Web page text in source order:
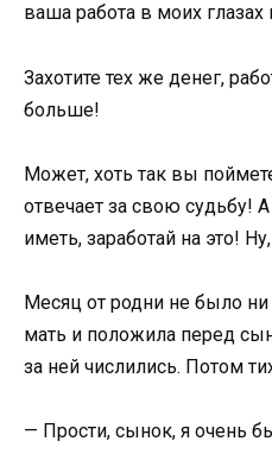
ваша работа в моих
Захотите тех же денег,
больше!
Может, хоть так вы
отвечает за свою судьбу!
иметь, заработай на это!
Месяц от родни не было
мать и положила перед
за ней числились. Потом
— Прости, сынок, я очень